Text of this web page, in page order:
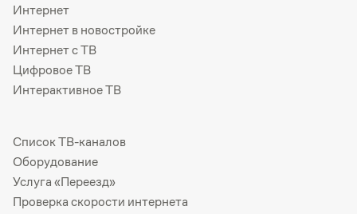
Интернет
Интернет в новостройке
Интернет с ТВ
Цифровое ТВ
Интерактивное ТВ
Список ТВ-каналов
Оборудование
Услуга «Переезд»
Проверка скорости интернета